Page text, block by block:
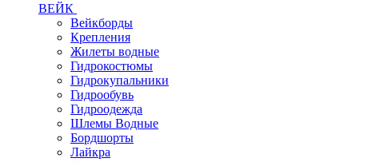
ВЕЙК
Вейкборды
Крепления
Жилеты водные
Гидрокостюмы
Гидрокупальники
Гидрообувь
Гидроодежда
Шлемы Водные
Бордшорты
Лайкра